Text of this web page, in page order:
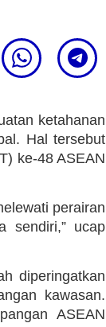
ketahanan
Hal tersebut
ke-48 ASEAN
perairan
sendiri,” ucap
diperingatkan
kawasan.
ASEAN